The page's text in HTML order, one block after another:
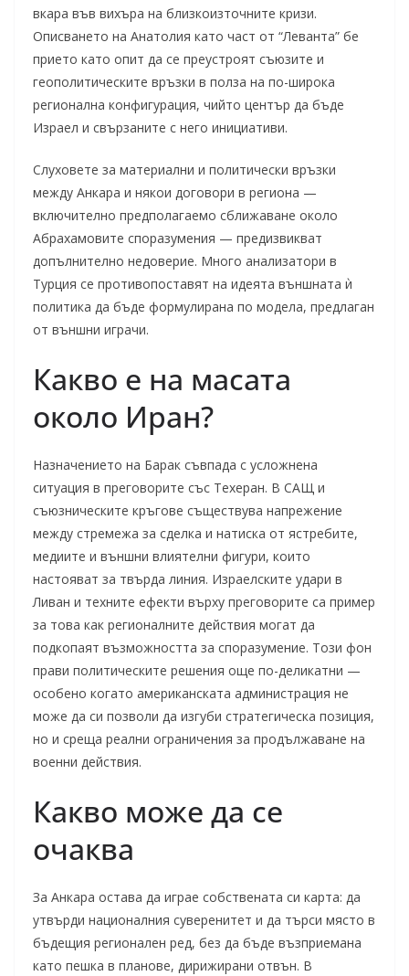
вкара във вихъра на близкоизточните кризи.
Описването на Анатолия като част от “Леванта” бе
прието като опит да се преустроят съюзите и
геополитическите връзки в полза на по-широка
регионална конфигурация, чийто център да бъде
Израел и свързаните с него инициативи.
Слуховете за материални и политически връзки
между Анкара и някои договори в региона —
включително предполагаемо сближаване около
Абрахамовите споразумения — предизвикват
допълнително недоверие. Много анализатори в
Турция се противопоставят на идеята външната ѝ
политика да бъде формулирана по модела, предлаган
от външни играчи.
Какво е на масата
около Иран?
Назначението на Барак съвпада с усложнена
ситуация в преговорите със Техеран. В САЩ и
съюзническите кръгове съществува напрежение
между стремежа за сделка и натиска от ястребите,
медиите и външни влиятелни фигури, които
настояват за твърда линия. Израелските удари в
Ливан и техните ефекти върху преговорите са пример
за това как регионалните действия могат да
подкопаят възможността за споразумение. Този фон
прави политическите решения още по-деликатни —
особено когато американската администрация не
може да си позволи да изгуби стратегическа позиция,
но и среща реални ограничения за продължаване на
военни действия.
Какво може да се
очаква
За Анкара остава да играе собствената си карта: да
утвърди националния суверенитет и да търси място в
бъдещия регионален ред, без да бъде възприемана
като пешка в планове, дирижирани отвън. В